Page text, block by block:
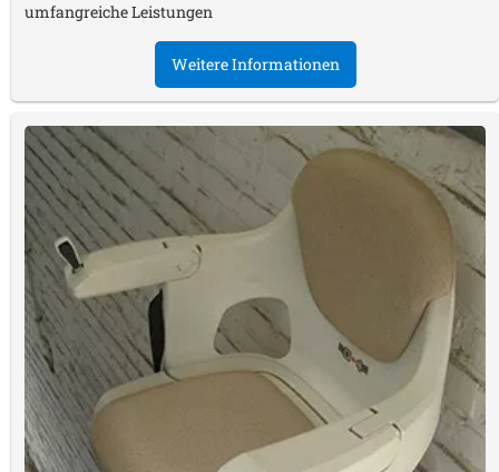
umfangreiche Leistungen
Weitere Informationen